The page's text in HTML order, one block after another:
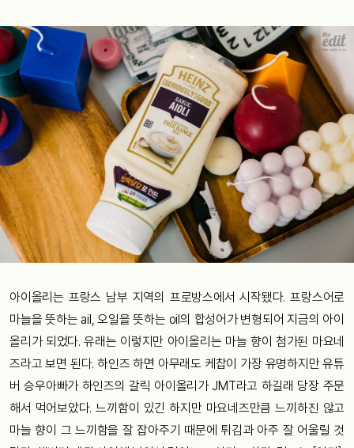
아이올리는 프랑스 남부 지역의 프로방스에서 시작됐다. 프랑스어로
마늘을 뜻하는 ail, 오일을 뜻하는 oil의 합성어가 변형되어 지금의 아이
올리가 되었다. 유래는 이렇지만 아이올리는 마늘 향이 첨가된 마요네
즈라고 보면 된다. 하인즈 하면 아무래도 케찹이 가장 유명하지만 유튜
버 승우아빠가 하인즈의 갈릭 아이올리가 JMT라고 하길래 당장 주문
해서 먹어보았다. 느끼함이 있긴 하지만 마요네즈만큼 느끼하진 않고
마늘 향이 그 느끼함을 잘 잡아주기 때문에 튀김과 아주 잘 어울릴 것